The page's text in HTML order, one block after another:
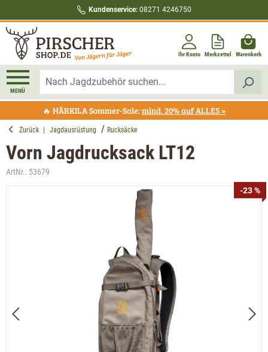
Kundenservice: 08271 4246750
Ihr Konto Merkzettel Warenkorb
MENÜ
🔥 HÄRKILA Sommer-Sale:mind. 20% auf ALLES »
Zurück Jagdausrüstung Rucksäcke
Vorn Jagdrucksack LT12
ArtNr.: 53679
-23 %